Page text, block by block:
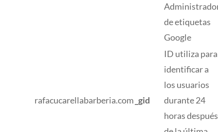
de etiquetas
Google
rafacucarellabarberia.com _gid
ID utiliza para
identificar a
los usuarios
durante 24
horas después